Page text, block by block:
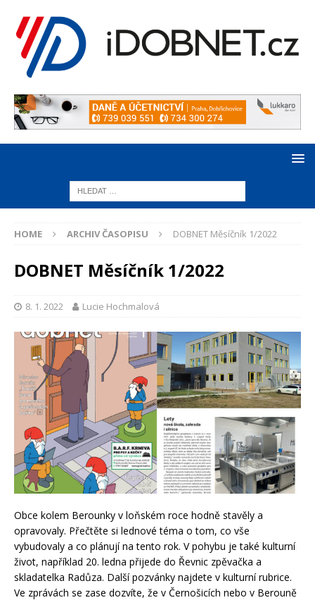
HOME ARCHIV ČASOPISU DOBNET Měsíčník 1/2022
DOBNET Měsíčník 1/2022
8. 1. 2022 Lucie Hochmalová
Obce kolem Berounky v loňském roce hodně stavěly a
opravovaly. Přečtěte si lednové téma o tom, co vše
vybudovaly a co plánují na tento rok. V pohybu je také kulturní
život, například 20. ledna přijede do Řevnic zpěvačka a
skladatelka Radůza. Další pozvánky najdete v kulturní rubrice.
Ve zprávách se zase dozvíte, že v Černošicích nebo v Berouně